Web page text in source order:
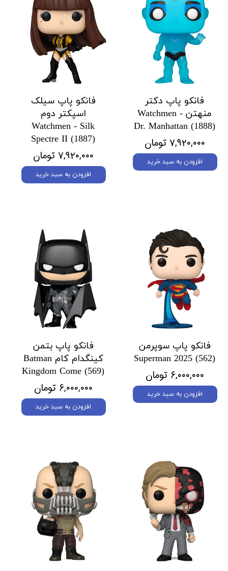
فانکو پاپ دکتر
منهتن Watchmen -
Dr. Manhattan (1888)
۷,۹۲۰,۰۰۰ تومان
افزودن به سبد خرید
فانکو پاپ سیلک
اسپکتر دوم
Watchmen - Silk
Spectre II (1887)
۷,۹۲۰,۰۰۰ تومان
افزودن به سبد خرید
فانکو پاپ سوپرمن
Superman 2025 (562)
۶,۰۰۰,۰۰۰ تومان
افزودن به سبد خرید
فانکو پاپ بتمن
کینگدام کام Batman
Kingdom Come (569)
۶,۰۰۰,۰۰۰ تومان
افزودن به سبد خرید